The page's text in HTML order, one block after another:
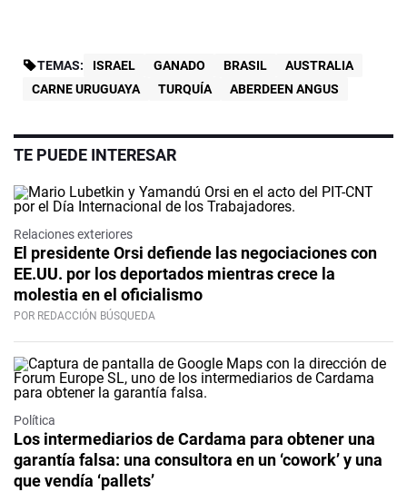
TEMAS: ISRAEL GANADO BRASIL
AUSTRALIA
CARNE URUGUAYA
TURQUÍA ABERDEEN ANGUS
TE PUEDE INTERESAR
Relaciones exteriores
El presidente Orsi defiende las negociaciones con
EE.UU. por los deportados mientras crece la
molestia en el oficialismo
POR REDACCIÓN BÚSQUEDA
Política
Los intermediarios de Cardama para obtener una
garantía falsa: una consultora en un ‘cowork’ y una
que vendía ‘pallets’